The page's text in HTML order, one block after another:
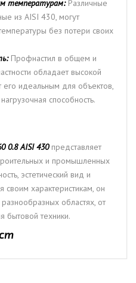
температурам:Различные
из AISI 430, могут
без потери своих
Профнастил в общем и
обладает высокой
его идеальным для объектов,
способность.
0.8 AISI 430представляет
и промышленных
эстетический вид и
своим характеристикам, он
областях, от
бытовой техники.